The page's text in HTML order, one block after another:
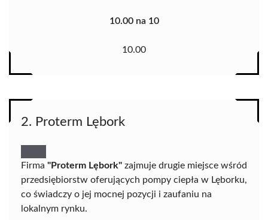
10.00 na 10
10.00
2. Proterm Lębork
Firma "Proterm Lębork" zajmuje drugie miejsce wśród
przedsiębiorstw oferujących pompy ciepła w Lęborku,
co świadczy o jej mocnej pozycji i zaufaniu na
lokalnym rynku.